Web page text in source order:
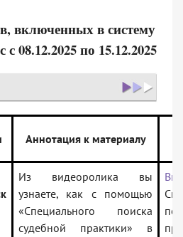
включенных в систему
08.12.2025 по 15.12.2025
Аннотация к материалу
Из видеоролика вы
узнаете, как с помощью
«Специального поиска
судебной практики» в